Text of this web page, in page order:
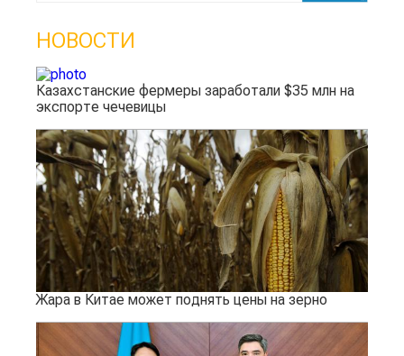
НОВОСТИ
Казахстанские фермеры заработали $35 млн на
экспорте чечевицы
Жара в Китае может поднять цены на зерно